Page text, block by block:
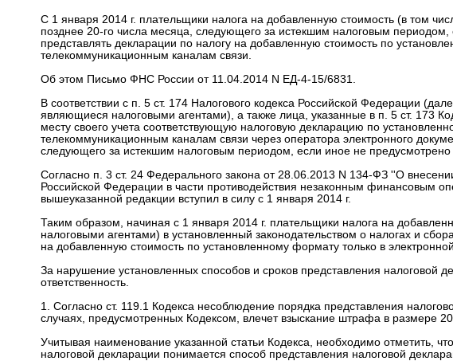
С 1 января 2014 г. плательщики налога на добавленную стоимость (в том
позднее 20-го числа месяца, следующего за истекшим налоговым
представлять декларации по налогу на добавленную стоимость по
телекоммуникационным каналам связи.
Об этом Письмо ФНС России от 11.04.2014 N ЕД-4-15/6831.
В соответствии с п. 5 ст. 174 Налогового кодекса Российской Федерации
являющиеся налоговыми агентами), а также лица, указанные в п. 5 ст. 173
месту своего учета соответствующую налоговую декларацию по
телекоммуникационным каналам связи через оператора электронного
следующего за истекшим налоговым периодом, если иное не предусмотрено
Согласно п. 3 ст. 24 Федерального закона от 28.06.2013 N 134-ФЗ ''О
Российской Федерации в части противодействия незаконным финансовым
вышеуказанной редакции вступил в силу с 1 января 2014 г.
Таким образом, начиная с 1 января 2014 г. плательщики налога на
налоговыми агентами) в установленный законодательством о налогах и
на добавленную стоимость по установленному формату только в
За нарушение установленных способов и сроков представления налоговой
ответственность.
1. Согласно ст. 119.1 Кодекса несоблюдение порядка представления
случаях, предусмотренных Кодексом, влечет взыскание штрафа в размере
Учитывая наименование указанной статьи Кодекса, необходимо отметить,
налоговой декларации понимается способ представления налоговой